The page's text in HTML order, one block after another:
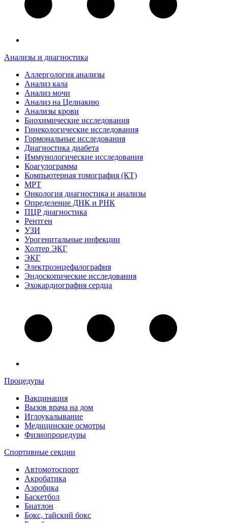
Анализы и диагностика
Аллергология анализы
Анализ кала
Анализ мочи
Анализ на Целиакию
Анализы крови
Биохимические исследования
Гинекологические исследования
Гормональные исследования
Диагностика диабета
Иммунологические исследования
Коагулограмма
Компьютерная томография (КТ)
МРТ
Онкология диагностика и анализы
Определение ДНК и РНК
ПЦР диагностика
Рентген
УЗИ
Урогенитальные инфекции
Холтер ЭКГ
ЭКГ
Электроэнцефалография
Эндоскопические исследования
Эхокардиография сердца
Процедуры
Вакцинация
Вызов врача на дом
Иглоукалывание
Медицинские осмотры
Физиопроцедуры
Спортивные секции
Автомотоспорт
Акробатика
Аэробика
Баскетбол
Биатлон
Бокс, тайский бокс